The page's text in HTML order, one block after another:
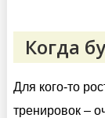
Когда
Для кого-то
тренировок –